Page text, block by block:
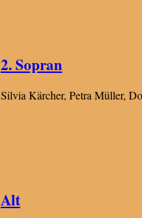
2. Sopran
Silvia Kärcher, Petra Müller,
Alt